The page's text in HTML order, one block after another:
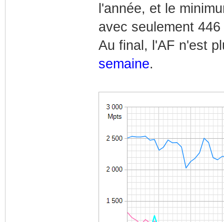
l'année, et le
avec seulement
Au final, l'AF n'est
semaine.